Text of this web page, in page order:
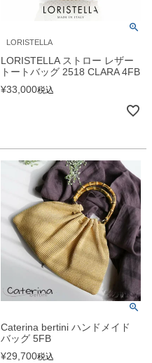
LORISTELLA
LORISTELLA ストロー レザー
トートバッグ 2518 CLARA 4FB
¥33,000税込
Caterina bertini ハンドメイド
バッグ 5FB
¥29,700税込